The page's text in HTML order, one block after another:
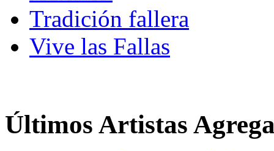
Tradición fallera
Vive las Fallas
Últimos Artistas